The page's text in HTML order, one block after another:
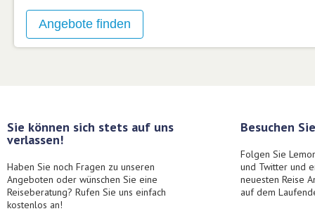
Sie können sich stets auf uns
verlassen!
Haben Sie noch Fragen zu unseren
Angeboten oder wünschen Sie eine
Reiseberatung? Rufen Sie uns einfach
kostenlos an!
Besuchen
Folgen Sie
und Twitter und
neuesten Reise
auf dem